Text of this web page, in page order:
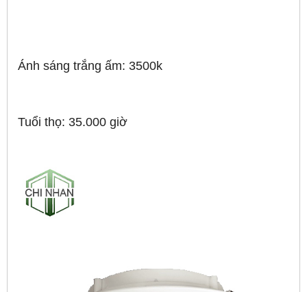
Ánh sáng trắng ấm: 3500k
Tuổi thọ: 35.000 giờ